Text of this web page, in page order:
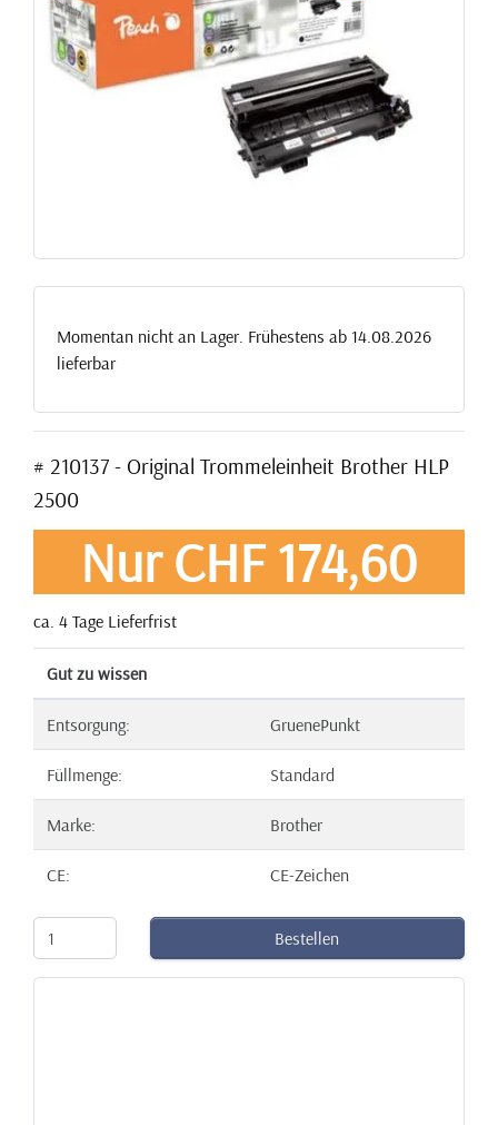
Momentan nicht an Lager. Frühestens ab 14.08.2026
lieferbar
# 210137 - Original Trommeleinheit Brother HLP
2500
Nur CHF 174,60
ca. 4 Tage Lieferfrist
Gut zu wissen
Entsorgung: GruenePunkt
Füllmenge: Standard
Marke: Brother
CE: CE-Zeichen
Bestellen